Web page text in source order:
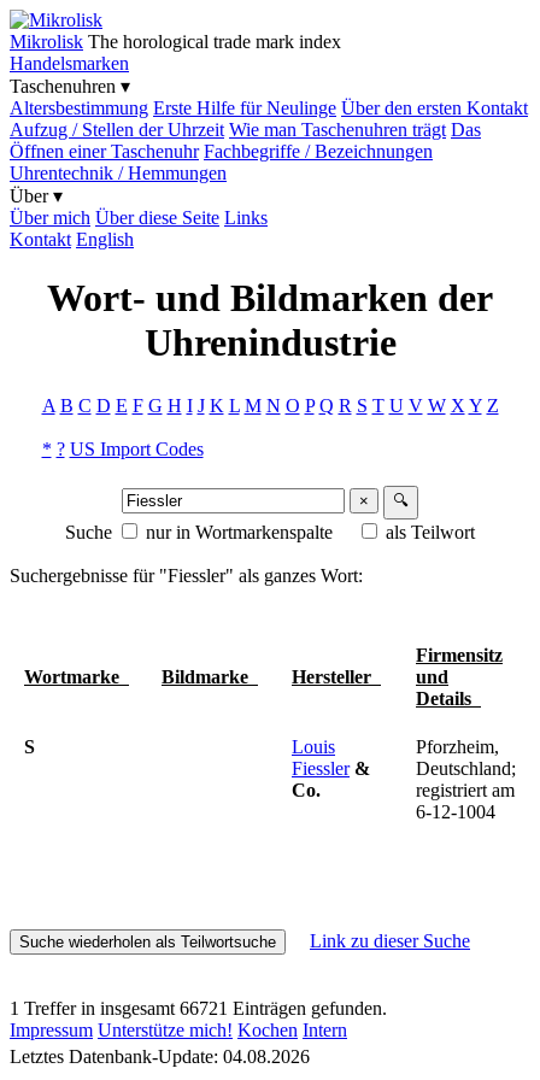
Mikrolisk The horological trade mark index
Handelsmarken
Taschenuhren ▾
Altersbestimmung Erste Hilfe für Neulinge Über den ersten Kontakt
Aufzug / Stellen der Uhrzeit Wie man Taschenuhren trägt Das
Öffnen einer Taschenuhr Fachbegriffe / Bezeichnungen
Uhrentechnik / Hemmungen
Über ▾
Über mich Über diese Seite Links
Kontakt English
Wort- und Bildmarken der
Uhrenindustrie
A B C D E F G H I J K L M N O P Q R S T U V W X Y Z
* ? US Import Codes
× 🔍
Suche nur in Wortmarkenspalte als Teilwort
Suchergebnisse für "Fiessler" als ganzes Wort:
Wortmarke Bildmarke Hersteller
Firmensitz
und
Details
S
Louis
Fiessler &
Co.
Pforzheim,
Deutschland;
registriert am
6-12-1004
Link zu dieser Suche
1 Treffer in insgesamt 66721 Einträgen gefunden.
Impressum Unterstütze mich! Kochen Intern
Letztes Datenbank-Update: 04.08.2026